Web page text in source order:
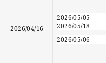
2026/04/16
2026/05/05-
2026/05/18
2026/05/06